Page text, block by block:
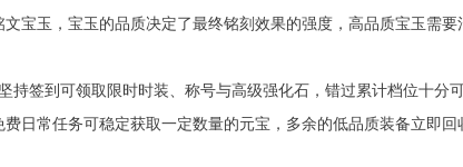
宝玉，宝玉的品质决定了最终铭刻效果的强度，高品质宝玉需要
持签到可领取限时时装、称号与高级强化石，错过累计档位十分可
日常任务可稳定获取一定数量的元宝，多余的低品质装备立即